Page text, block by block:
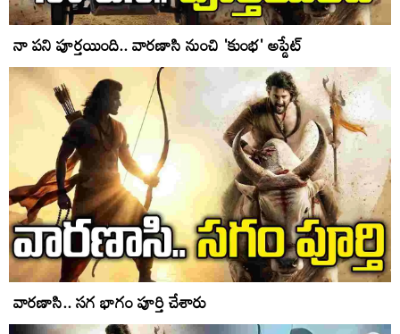
నా ప‌ని పూర్త‌యింది.. వార‌ణాసి నుంచి 'కుంభ' అప్డేట్‌
వార‌ణాసి.. సగ భాగం పూర్తి చేశారు